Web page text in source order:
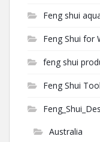
Feng shui
Feng Shui for
feng shui
Feng Shui
Australia